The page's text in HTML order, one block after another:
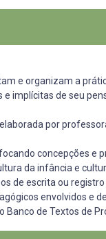
e organizam a
implícitas de seu
por
concepções
da infância e
de escrita ou
envolvidos e
de Textos de